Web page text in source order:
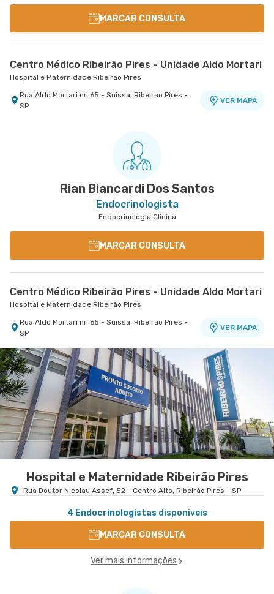
MARCAR CONSULTA
Centro Médico Ribeirão Pires - Unidade Aldo Mortari
Hospital e Maternidade Ribeirão Pires
Rua Aldo Mortari nr. 65 - Suissa, Ribeirao Pires -
SP
VER MAPA
Rian Biancardi Dos Santos
Endocrinologista
Endocrinologia Clinica
MARCAR CONSULTA
Centro Médico Ribeirão Pires - Unidade Aldo Mortari
Hospital e Maternidade Ribeirão Pires
Rua Aldo Mortari nr. 65 - Suissa, Ribeirao Pires -
SP
VER MAPA
Hospital e Maternidade Ribeirão Pires
Rua Doutor Nicolau Assef, 52 - Centro Alto, Ribeirão Pires - SP
4 Endocrinologistas disponíveis
MARCAR CONSULTA
Ver mais informações